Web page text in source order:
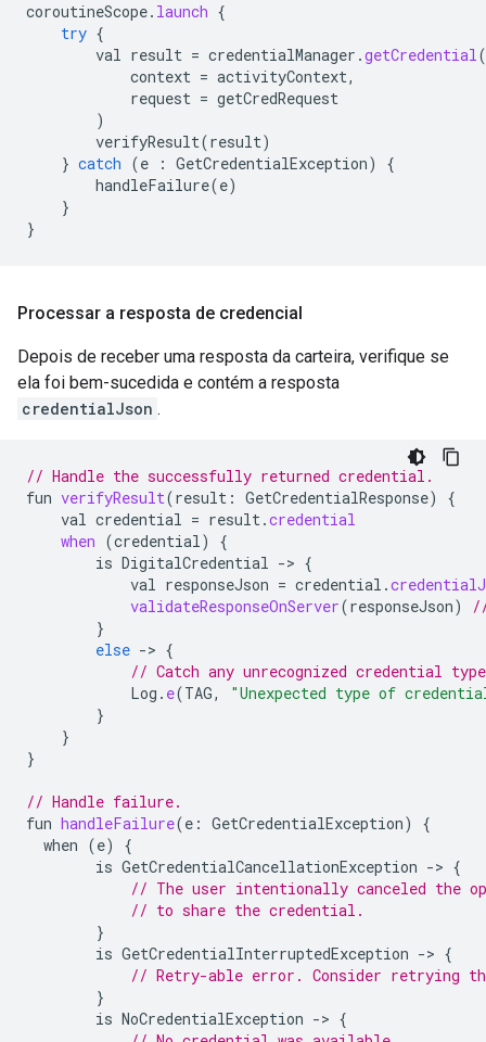
coroutineScope. launch {
try {
val result = credentialManager .getCredential(
context = activityContext,
request = getCredRequest
)
verifyResult(result)
} catch (e : GetCredentialException)
{
handleFailure(e)
}
}
Processar a resposta de credencial
Depois de receber uma resposta da carteira, verifique se
ela foi bem-sucedida e contém a resposta
credentialJson .
// Handle the successfully returned credential.
fun verifyResult(result : GetCredentialResponse)
{
val credential = result.credential
when (credential)
{
is DigitalCredential -> {
val responseJson = credential .
validateResponseOnServer(responseJson)
}
else -> {
// Catch any unrecognized credential
Log . e(TAG,
"Unexpected type of
}
}
}
// Handle failure.
fun handleFailure(e : GetCredentialException)
{
when (e)
{
is GetCredentialCancellationException -> {
// The user intentionally canceled the
// to share the credential.
}
is GetCredentialInterruptedException -> {
// Retry-able error. Consider retrying
}
is NoCredentialException -> {